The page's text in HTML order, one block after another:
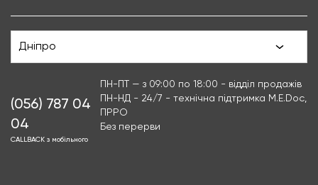
Дніпро
(056) 787 04
04
CALLBACK з мобільного
ПН-ПТ — з 09:00 по 18:00 - відділ продажів
ПН-НД - 24/7 - технічна підтримка M.E.Doc,
ПРРО
Без перерви